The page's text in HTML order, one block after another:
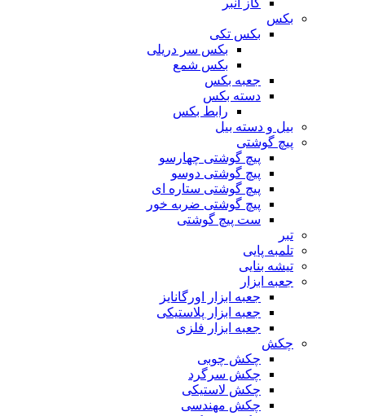
بکس
بکس تکی
بکس سر دریلی
بکس شمع
جعبه بکس
دسته بکس
رابط بکس
بیل و دسته بیل
پیچ گوشتی
پیچ گوشتی چهارسو
پیچ گوشتی دوسو
پیچ گوشتی ستاره‌ ای
پیچ گوشتی ضربه خور
ست پیچ گوشتی
تبر
تلمبه پایی
تیشه بنایی
جعبه ابزار
جعبه ابزار اورگانایز
جعبه ابزار پلاستیکی
جعبه ابزار فلزی
چکش
چکش چوبی
چکش سرگرد
چکش لاستیکی
چکش مهندسی